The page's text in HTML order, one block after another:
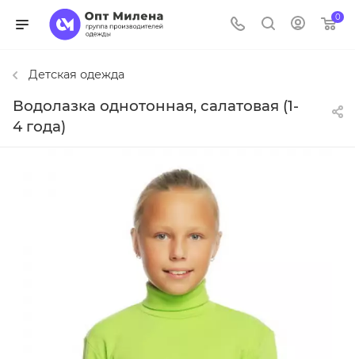
0
Детская одежда
Водолазка однотонная, салатовая (1-
4 года)